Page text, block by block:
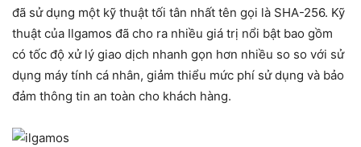
đã sử dụng một kỹ thuật tối tân nhất tên gọi là SHA-256. Kỹ
thuật của Ilgamos đã cho ra nhiều giá trị nổi bật bao gồm
có tốc độ xử lý giao dịch nhanh gọn hơn nhiều so so với sử
dụng máy tính cá nhân, giảm thiểu mức phí sử dụng và bảo
đảm thông tin an toàn cho khách hàng.